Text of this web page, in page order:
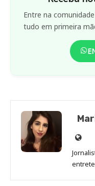
Entre na
tudo em primeira
Site
de